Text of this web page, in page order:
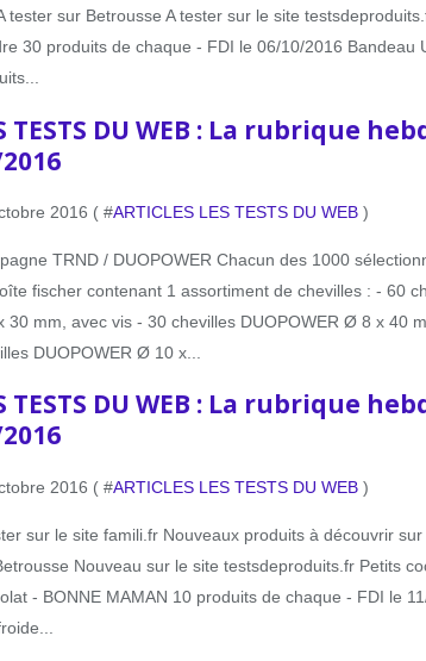
tester sur Betrousse A tester sur le site
30 produits de chaque - FDI le 06/10/2016 Bandeau
TESTS DU WEB : La rubrique
2016 ( #ARTICLES LES TESTS DU WEB )
TRND / DUOPOWER Chacun des 1000
fischer contenant 1 assortiment de chevilles : - 60
30 mm, avec vis - 30 chevilles DUOPOWER Ø 8 x 40
DUOPOWER Ø 10 x...
TESTS DU WEB : La rubrique
2016 ( #ARTICLES LES TESTS DU WEB )
sur le site famili.fr Nouveaux produits à découvrir
Nouveau sur le site testsdeproduits.fr Petits
- BONNE MAMAN 10 produits de chaque - FDI le